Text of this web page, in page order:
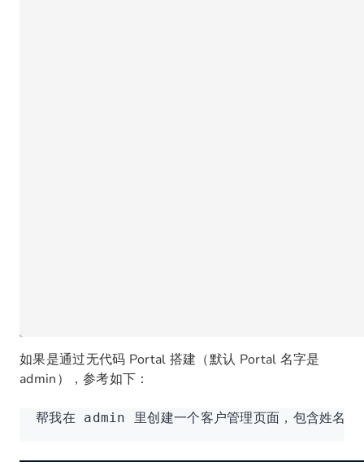
如果是通过无代码 Portal 搭建（默认 Portal 名字是
admin），参考如下：
帮我在 admin 里创建一个客户管理页面，包含姓名搜